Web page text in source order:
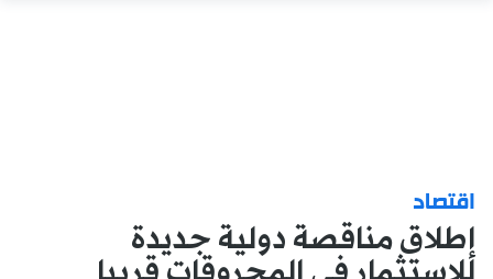
اقتصاد
إطلاق مناقصة دولية جديدة